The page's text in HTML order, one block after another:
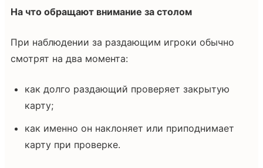
На что обращают внимание за столом
При наблюдении за раздающим игроки обычно
смотрят на два момента:
как долго раздающий проверяет закрытую
карту;
как именно он наклоняет или приподнимает
карту при проверке.